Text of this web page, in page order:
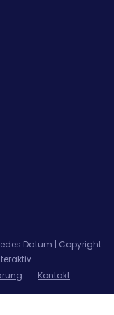
Datum | Copyright
Kontakt